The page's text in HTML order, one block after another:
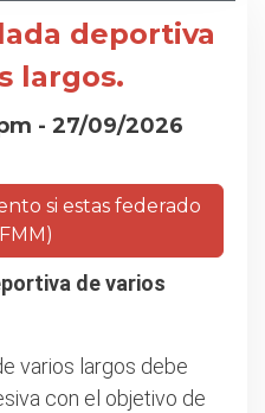
deportiva
largos.
- 27/09/2026
si estas federado
de varios
varios largos debe
con el objetivo de